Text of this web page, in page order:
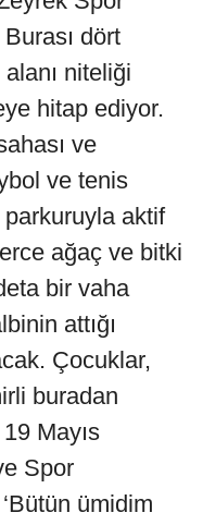
dört
niteliği
hitap ediyor.
ve
ve tenis
aktif
ağaç ve bitki
bir vaha
attığı
Çocuklar,
buradan
Mayıs
Spor
ümidim